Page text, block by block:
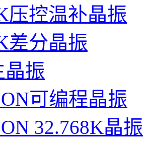
压控温补晶振
差分晶振
晶振
可编程晶振
32.768K晶振